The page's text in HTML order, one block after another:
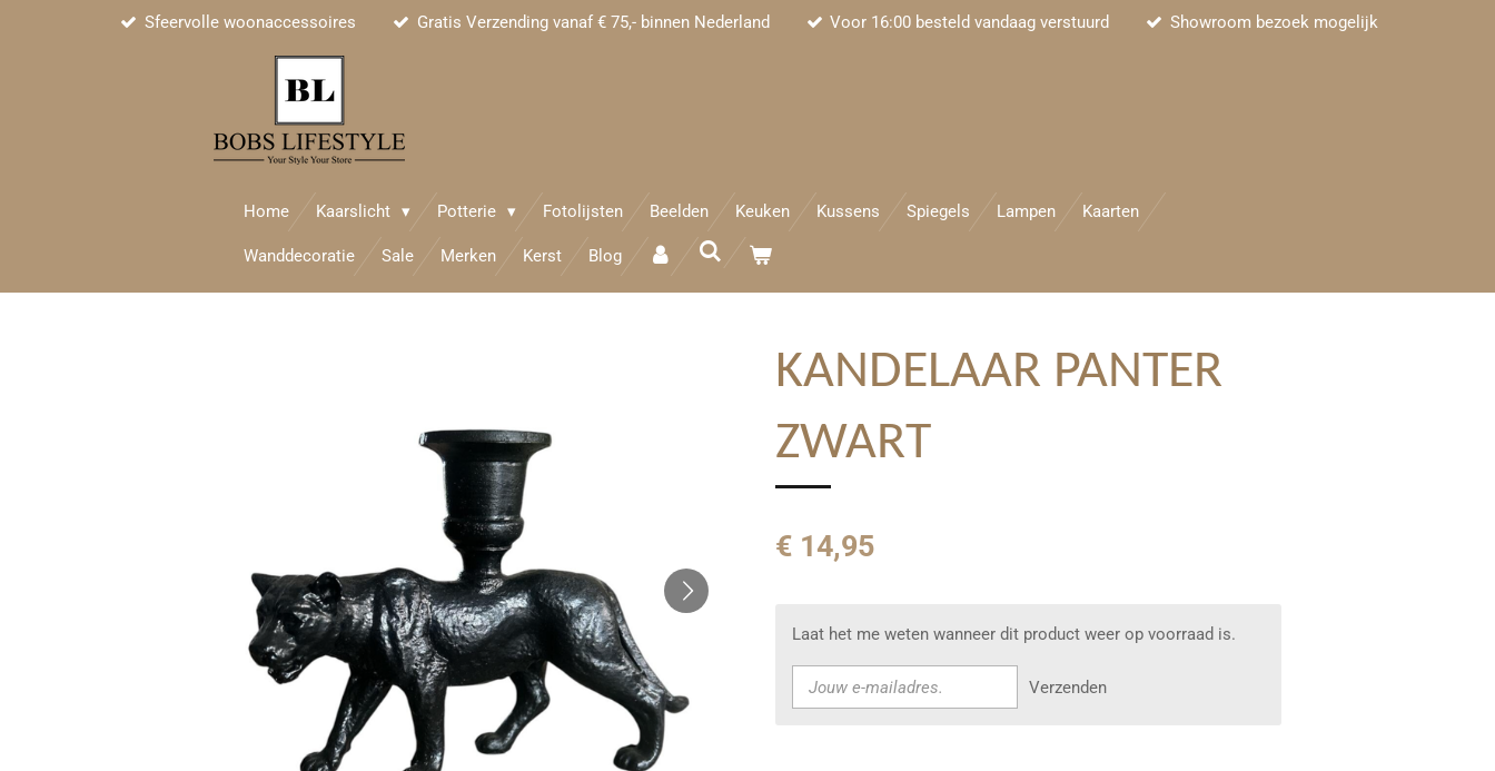
Sfeervolle woonaccessoires Gratis Verzending vanaf € 75,- binnen Nederland Voor 16:00 besteld vandaag verstuurd Showroom bezoek mogelijk
Home Kaarslicht Potterie Fotolijsten Beelden Keuken Kussens Spiegels Lampen Kaarten
Wanddecoratie Sale Merken Kerst Blog
KANDELAAR PANTER
ZWART
€ 14,95
Laat het me weten wanneer dit product weer op voorraad is.
Verzenden